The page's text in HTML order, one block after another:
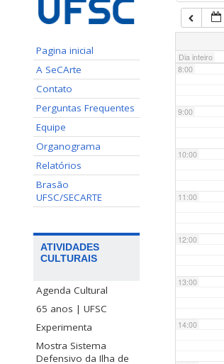
Pagina inicial
A SeCArte
Contato
Perguntas Frequentes
Equipe
Organograma
Relatórios
Brasão
UFSC/SECARTE
ATIVIDADES
CULTURAIS
Agenda Cultural
65 anos | UFSC
Experimenta
Mostra Sistema
Defensivo da Ilha de
Dia inteiro
7:00
8:00
9:00
10:00
11:00
12:00
13:00
14:00